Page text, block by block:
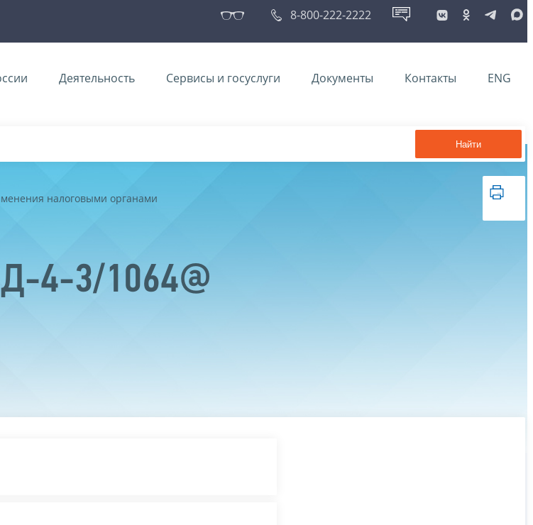
8-800-222-2222
Деятельность Сервисы и госуслуги Документы Контакты ENG
Найти
налоговыми органами
4-3/1064@